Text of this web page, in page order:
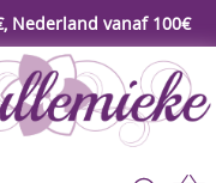
Nederland vanaf 100€